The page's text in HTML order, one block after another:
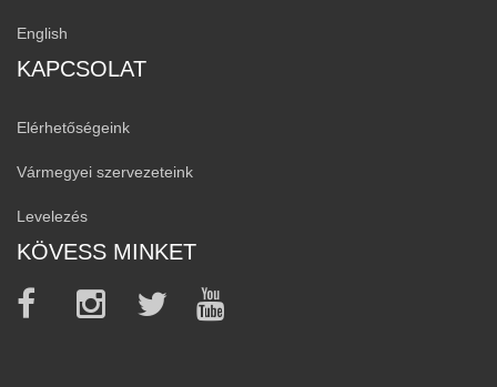
English
KAPCSOLAT
Elérhetőségeink
Vármegyei szervezeteink
Levelezés
KÖVESS MINKET